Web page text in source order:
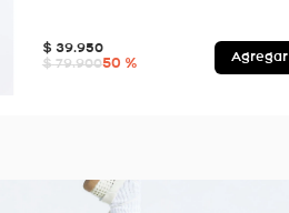
$ 39.950
$ 79.90050 % Agregar